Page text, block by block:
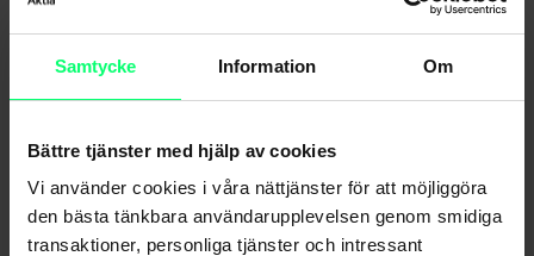
Samtycke Information Om
Bättre tjänster med hjälp av cookies
Vi använder cookies i våra nättjänster för att möjliggöra
den bästa tänkbara användarupplevelsen genom smidiga
transaktioner, personliga tjänster och intressant